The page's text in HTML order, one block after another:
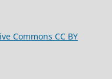
Commons CC BY